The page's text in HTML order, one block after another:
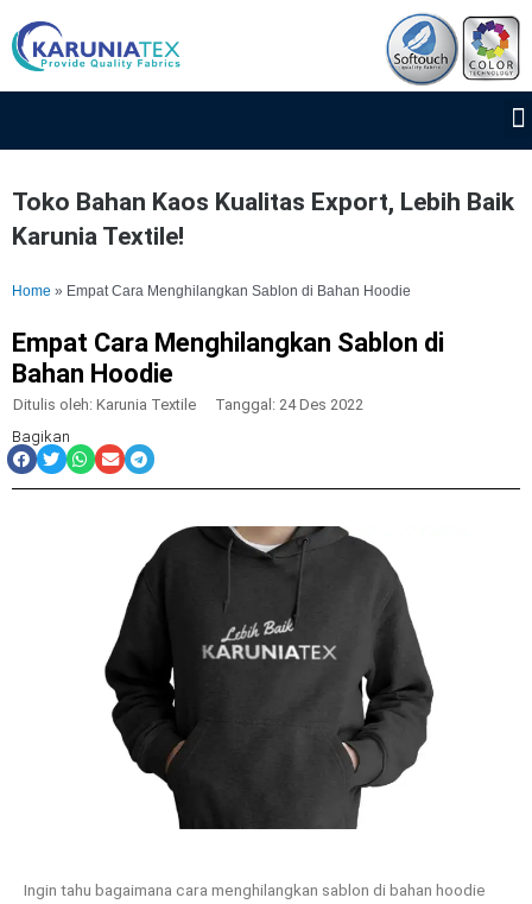
ke
konten
Toko Bahan Kaos Kualitas Export, Lebih Baik
Karunia Textile!
Home » Empat Cara Menghilangkan Sablon di Bahan Hoodie
Empat Cara Menghilangkan Sablon di
Bahan Hoodie
Ditulis oleh: Karunia Textile Tanggal: 24 Des 2022
Bagikan
Ingin tahu bagaimana cara menghilangkan sablon di bahan hoodie